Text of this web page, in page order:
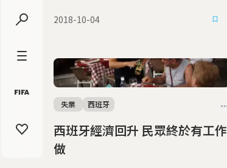
2018-10-04
西班牙經濟回升 民眾終於有工作
做
失業 西班牙